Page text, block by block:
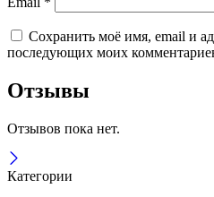
Сохранить моё имя, email и
последующих моих
Отзывы
Отзывов пока нет.
Категории